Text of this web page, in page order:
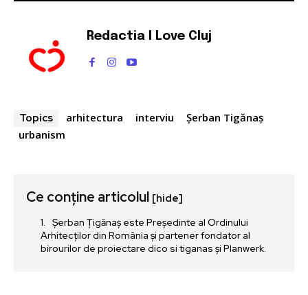
Redactia I Love Cluj
Topics arhitectura interviu
Șerban Tigănaș
urbanism
Ce conține articolul [hide]
Şerban Țigănaş este Președinte al Ordinului
Arhitecților din România și partener fondator al
birourilor de proiectare dico si tiganas şi Planwerk.